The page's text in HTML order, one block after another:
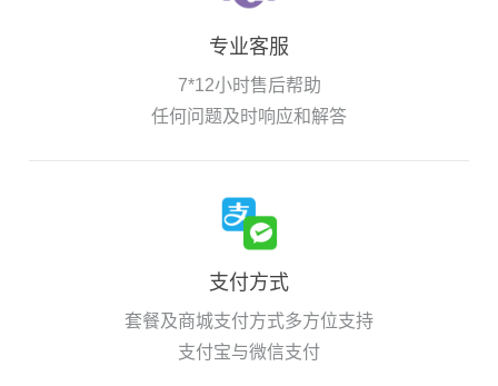
专业客服
7*12小时售后帮助
任何问题及时响应和解答
支付方式
套餐及商城支付方式多方位支持
支付宝与微信支付